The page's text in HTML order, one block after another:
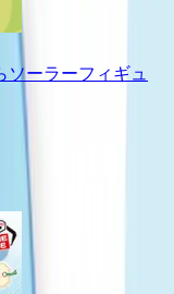
ーラーフィギュ